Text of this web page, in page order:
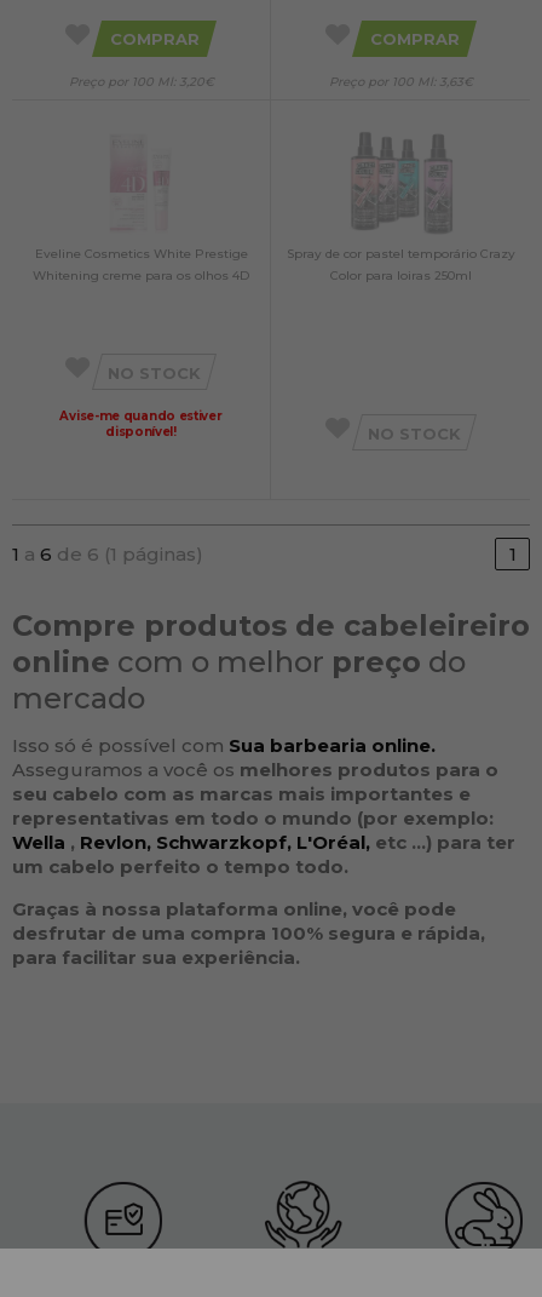
COMPRAR
Preço por 100 Ml: 3,20€
COMPRAR
Preço por 100 Ml: 3,63€
Eveline Cosmetics White Prestige
Whitening creme para os olhos 4D
NO STOCK
Avise-me quando estiver
disponível!
Spray de cor pastel temporário Crazy
Color para loiras 250ml
NO STOCK
1 a 6 de 6 (1 páginas) 1
Compre produtos de cabeleireiro
online com o melhor preço do
mercado
Isso só é possível com Sua barbearia online.
Asseguramos a você os melhores produtos para o
seu cabelo com as marcas mais importantes e
representativas em todo o mundo (por exemplo:
Wella , Revlon, Schwarzkopf, L'Oréal, etc ...) para ter
um cabelo perfeito o tempo todo.
Graças à nossa plataforma online, você pode
desfrutar de uma compra 100% segura e rápida,
para facilitar sua experiência.